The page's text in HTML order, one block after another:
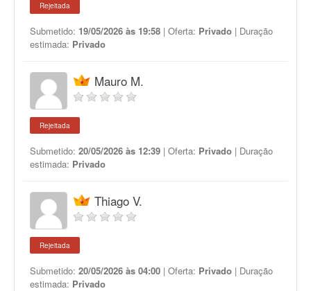
Rejeitada
Submetido: 19/05/2026 às 19:58 | Oferta: Privado | Duração
estimada: Privado
Mauro M.
Rejeitada
Submetido: 20/05/2026 às 12:39 | Oferta: Privado | Duração
estimada: Privado
Thiago V.
Rejeitada
Submetido: 20/05/2026 às 04:00 | Oferta: Privado | Duração
estimada: Privado